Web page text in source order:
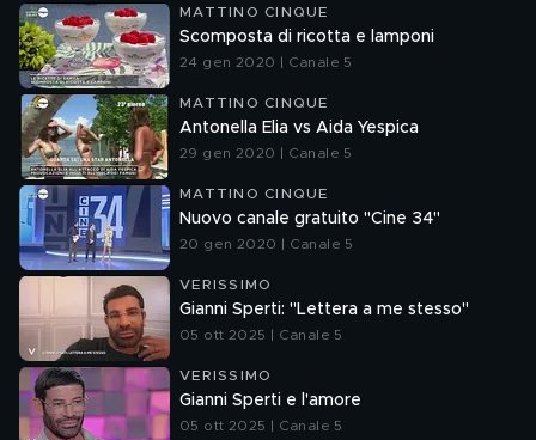
MATTINO CINQUE
Scomposta di ricotta e lamponi
24 gen 2020 | Canale 5
MATTINO CINQUE
Antonella Elia vs Aida Yespica
29 gen 2020 | Canale 5
MATTINO CINQUE
Nuovo canale gratuito "Cine 34"
20 gen 2020 | Canale 5
VERISSIMO
Gianni Sperti: "Lettera a me stesso"
05 ott 2025 | Canale 5
VERISSIMO
Gianni Sperti e l'amore
05 ott 2025 | Canale 5